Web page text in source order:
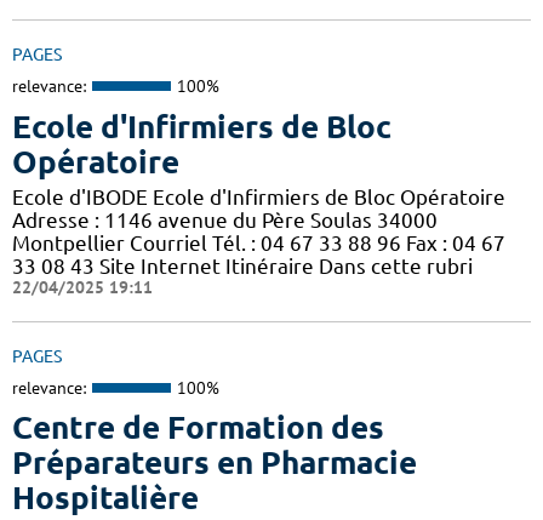
PAGES
relevance: 100%
Ecole d'Infirmiers de Bloc
Opératoire
Ecole d'IBODE Ecole d'Infirmiers de Bloc Opératoire
Adresse : 1146 avenue du Père Soulas 34000
Montpellier Courriel Tél. : 04 67 33 88 96 Fax : 04 67
33 08 43 Site Internet Itinéraire Dans cette rubri
22/04/2025 19:11
PAGES
relevance: 100%
Centre de Formation des
Préparateurs en Pharmacie
Hospitalière